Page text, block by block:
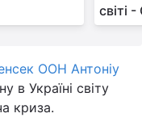
світі
ООН Антоніу
в Україні світу
криза.